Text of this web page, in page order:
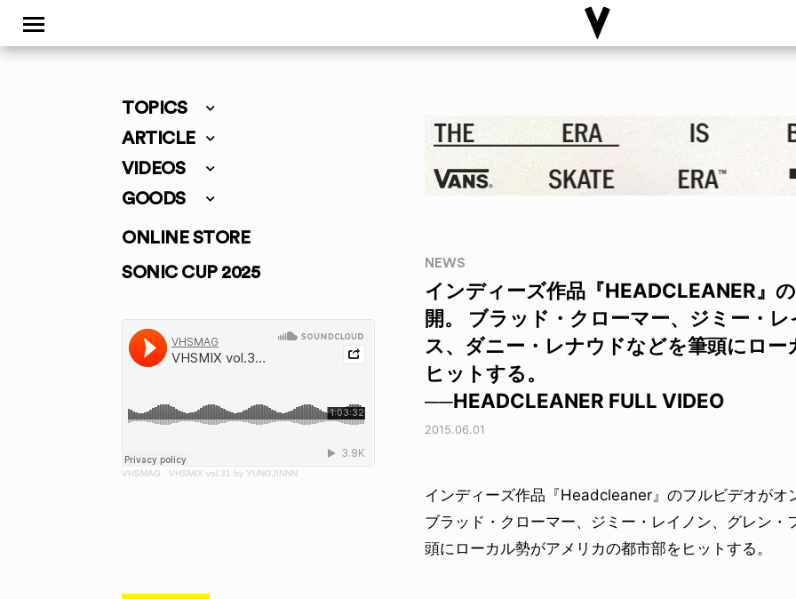
TOPICS
ARTICLE
VIDEOS
GOODS
ONLINE STORE
SONIC CUP 2025
VHSMAG · VHSMIX vol.31 by YUNGJINNN
NEWS
インディーズ作品『HEADCLEANER』
開。 ブラッド・クローマー、ジミー・
ス、ダニー・レナウドなどを筆頭にロ
ヒットする。
──HEADCLEANER FULL VIDEO
2015.06.01
インディーズ作品『Headcleaner』のフルビデオがオ
ブラッド・クローマー、ジミー・レイノン、グレン
頭にローカル勢がアメリカの都市部をヒットする。